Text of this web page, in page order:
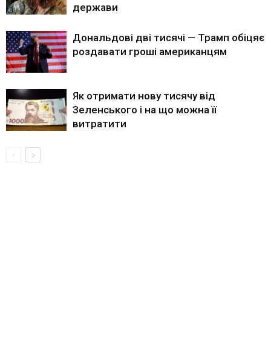
держави
Дональдові дві тисячі — Трамп обіцяє
роздавати гроші американцям
Як отримати нову тисячу від
Зеленського і на що можна її
витратити